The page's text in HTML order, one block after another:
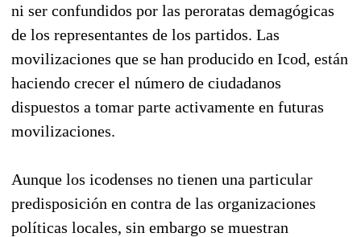
ni ser confundidos por las peroratas demagógicas
de los representantes de los partidos. Las
movilizaciones que se han producido en Icod, están
haciendo crecer el número de ciudadanos
dispuestos a tomar parte activamente en futuras
movilizaciones.
Aunque los icodenses no tienen una particular
predisposición en contra de las organizaciones
políticas locales, sin embargo se muestran